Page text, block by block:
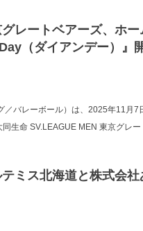
グレートベアーズ、ホ
（ダイアンデー）』
／バレーボール）は、2025年11月
生命 SV.LEAGUE MEN 東京グレー
テミス北海道と株式会